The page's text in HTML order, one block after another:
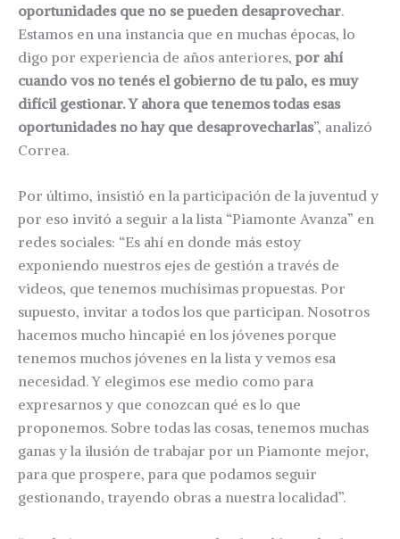
oportunidades que no se pueden desaprovechar.
Estamos en una instancia que en muchas épocas, lo
digo por experiencia de años anteriores, por ahí
cuando vos no tenés el gobierno de tu palo, es muy
difícil gestionar. Y ahora que tenemos todas esas
oportunidades no hay que desaprovecharlas”, analizó
Correa.
Por último, insistió en la participación de la juventud y
por eso invitó a seguir a la lista “Piamonte Avanza” en
redes sociales: “Es ahí en donde más estoy
exponiendo nuestros ejes de gestión a través de
videos, que tenemos muchísimas propuestas. Por
supuesto, invitar a todos los que participan. Nosotros
hacemos mucho hincapié en los jóvenes porque
tenemos muchos jóvenes en la lista y vemos esa
necesidad. Y elegimos ese medio como para
expresarnos y que conozcan qué es lo que
proponemos. Sobre todas las cosas, tenemos muchas
ganas y la ilusión de trabajar por un Piamonte mejor,
para que prospere, para que podamos seguir
gestionando, trayendo obras a nuestra localidad”.